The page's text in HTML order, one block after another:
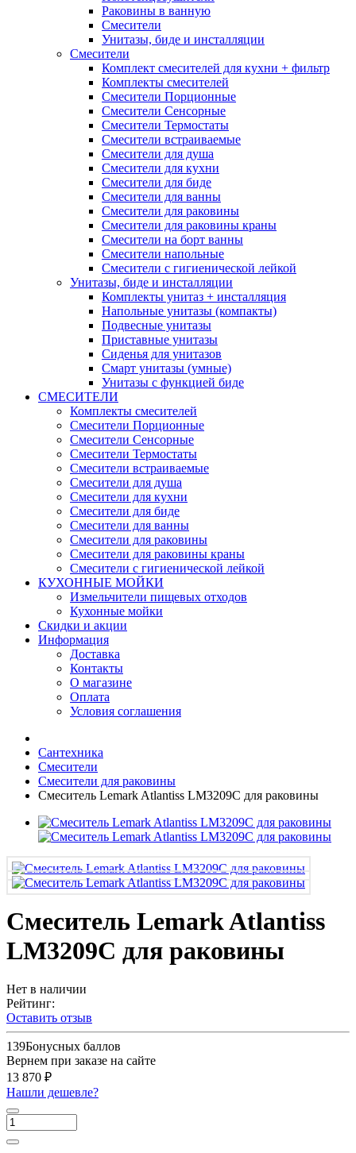
Раковины в ванную
Смесители
Унитазы, биде и инсталляции
Смесители
Комплект смесителей для кухни + фильтр
Комплекты смесителей
Смесители Порционные
Смесители Сенсорные
Смесители Термостаты
Смесители встраиваемые
Смесители для душа
Смесители для кухни
Смесители для биде
Смесители для ванны
Смесители для раковины
Смесители для раковины краны
Смесители на борт ванны
Смесители напольные
Смесители с гигиенической лейкой
Унитазы, биде и инсталляции
Комплекты унитаз + инсталляция
Напольные унитазы (компакты)
Подвесные унитазы
Приставные унитазы
Сиденья для унитазов
Смарт унитазы (умные)
Унитазы с функцией биде
СМЕСИТЕЛИ
Комплекты смесителей
Смесители Порционные
Смесители Сенсорные
Смесители Термостаты
Смесители встраиваемые
Смесители для душа
Смесители для кухни
Смесители для биде
Смесители для ванны
Смесители для раковины
Смесители для раковины краны
Смесители с гигиенической лейкой
КУХОННЫЕ МОЙКИ
Измельчители пищевых отходов
Кухонные мойки
Скидки и акции
Информация
Доставка
Контакты
О магазине
Оплата
Условия соглашения
Сантехника
Смесители
Смесители для раковины
Смеситель Lemark Atlantiss LM3209C для раковины
Смеситель Lemark Atlantiss
LM3209C для раковины
Нет в наличии
Рейтинг:
Оставить отзыв
139Бонусных баллов
Вернем при заказе на сайте
13 870 ₽
Нашли дешевле?